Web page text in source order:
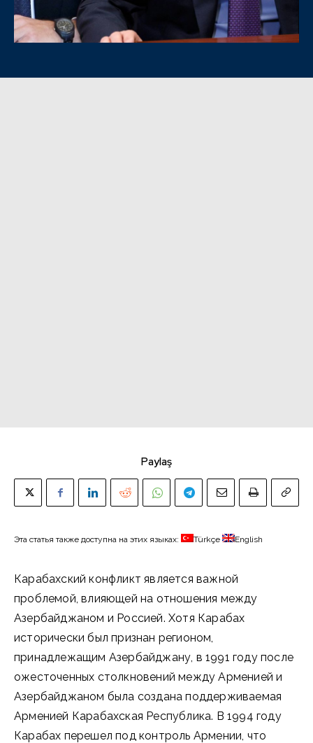
Paylaş
Эта статья также доступна на этих языках: Türkçe English
Карабахский конфликт является важной
проблемой, влияющей на отношения между
Азербайджаном и Россией. Хотя Карабах
исторически был признан регионом,
принадлежащим Азербайджану, в 1991 году после
ожесточенных столкновений между Арменией и
Азербайджаном была создана поддерживаемая
Арменией Карабахская Республика. В 1994 году
Карабах перешел под контроль Армении, что